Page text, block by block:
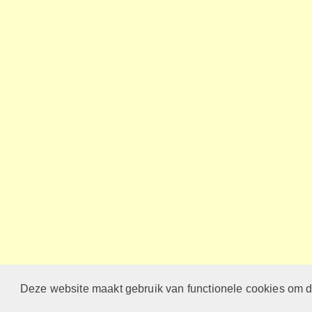
Deze website maakt gebruik van functionele cookies